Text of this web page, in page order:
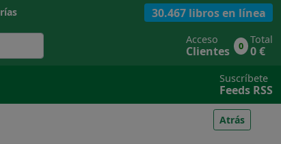
30.467 libros en línea
Acceso
Clientes 0 Total
0 €
Suscríbete
Feeds RSS
Atrás